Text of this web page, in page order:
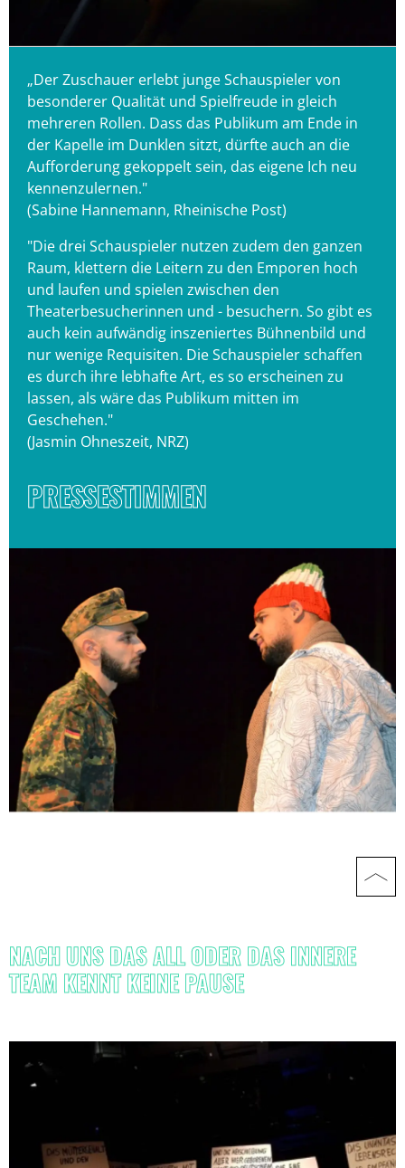
„Der Zuschauer erlebt junge Schauspieler von
besonderer Qualität und Spielfreude in gleich
mehreren Rollen. Dass das Publikum am Ende in
der Kapelle im Dunklen sitzt, dürfte auch an die
Aufforderung gekoppelt sein, das eigene Ich neu
kennenzulernen."
(Sabine Hannemann, Rheinische Post)
"Die drei Schauspieler nutzen zudem den ganzen
Raum, klettern die Leitern zu den Emporen hoch
und laufen und spielen zwischen den
Theaterbesucherinnen und - besuchern. So gibt es
auch kein aufwändig inszeniertes Bühnenbild und
nur wenige Requisiten. Die Schauspieler schaffen
es durch ihre lebhafte Art, es so erscheinen zu
lassen, als wäre das Publikum mitten im
Geschehen."
(Jasmin Ohneszeit, NRZ)
PRESSESTIMMEN
NACH UNS DAS ALL ODER DAS INNERE
TEAM KENNT KEINE PAUSE